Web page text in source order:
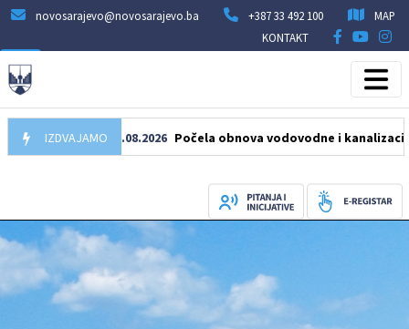
novosarajevo@novosarajevo.ba +387 33 492 100
MAP
KONTAKT
IZDVAJAMO
05.08.2026 Počela obnova vodovodne i kanalizacione